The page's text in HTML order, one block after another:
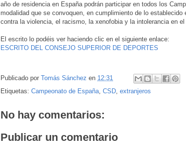
año de residencia en España podrán participar en todos los
modalidad que se convoquen, en cumplimiento de lo establecido
contra la violencia, el racismo, la xenofobia y la intolerancia en
El escrito lo podéis ver haciendo clic en el siguiente enlace:
ESCRITO DEL CONSEJO SUPERIOR DE DEPORTES
Publicado por Tomás Sánchez en 12:31
Etiquetas: Campeonato de España, CSD, extranjeros
No hay comentarios:
Publicar un comentario